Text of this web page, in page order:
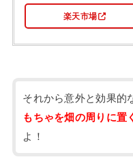
楽天市場
それから意外と効果的
もちゃを畑の周りに置
よ！